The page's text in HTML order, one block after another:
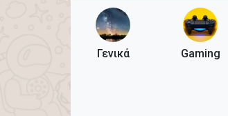
Γενικά Gaming